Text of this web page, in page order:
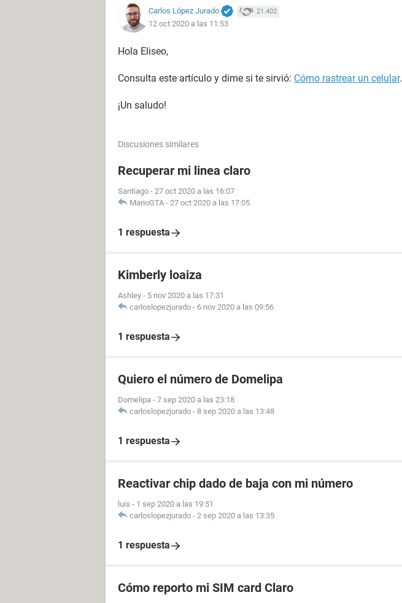
Carlos López Jurado 21.402
12 oct 2020 a las 11:53
Hola Eliseo,
Consulta este artículo y dime si te sirvió: Cómo rastrear un celular.
¡Un saludo!
Discusiones similares
Recuperar mi linea claro
Santiago - 27 oct 2020 a las 16:07
MarioGTA - 27 oct 2020 a las 17:05
1 respuesta
Kimberly loaiza
Ashley - 5 nov 2020 a las 17:31
carloslopezjurado - 6 nov 2020 a las 09:56
1 respuesta
Quiero el número de Domelipa
Domelipa - 7 sep 2020 a las 23:18
carloslopezjurado - 8 sep 2020 a las 13:48
1 respuesta
Reactivar chip dado de baja con mi número
luis - 1 sep 2020 a las 19:51
carloslopezjurado - 2 sep 2020 a las 13:35
1 respuesta
Cómo reporto mi SIM card Claro